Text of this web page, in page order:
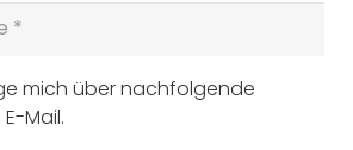
mich über nachfolgende
Mail.